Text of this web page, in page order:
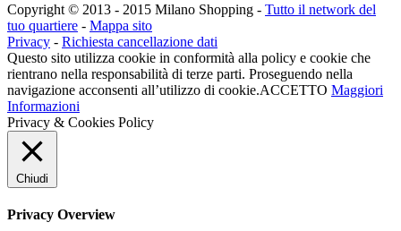
Copyright © 2013 - 2015 Milano Shopping - Tutto il network del
tuo quartiere - Mappa sito
Privacy - Richiesta cancellazione dati
Questo sito utilizza cookie in conformità alla policy e cookie che
rientrano nella responsabilità di terze parti. Proseguendo nella
navigazione acconsenti all’utilizzo di cookie.ACCETTO Maggiori
Informazioni
Privacy & Cookies Policy
Chiudi
Privacy Overview